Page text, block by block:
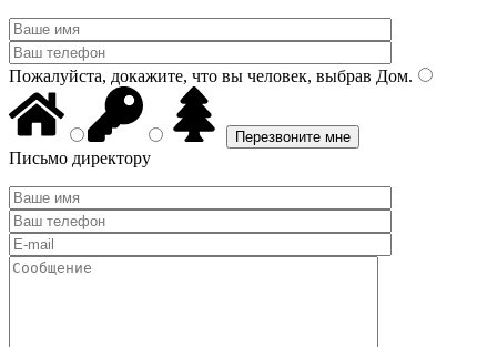
Пожалуйста, докажите, что вы человек, выбрав Дом.
Письмо директору